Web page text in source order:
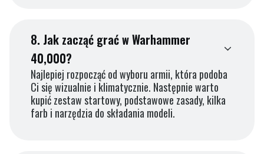
8. Jak zacząć grać w Warhammer
40,000?
Najlepiej rozpocząć od wyboru armii, która podoba
Ci się wizualnie i klimatycznie. Następnie warto
kupić zestaw startowy, podstawowe zasady, kilka
farb i narzędzia do składania modeli.